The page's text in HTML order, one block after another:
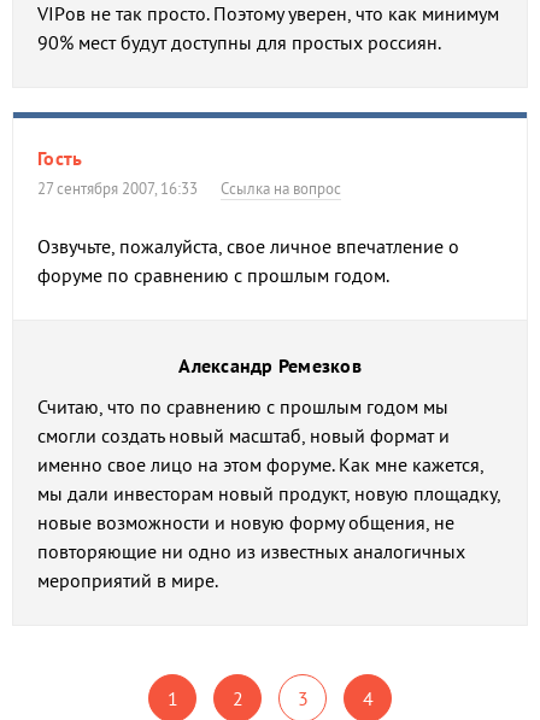
VIPов не так просто. Поэтому уверен, что как минимум
90% мест будут доступны для простых россиян.
Гость
27 сентября 2007, 16:33 Ссылка на вопрос
Озвучьте, пожалуйста, свое личное впечатление о
форуме по сравнению с прошлым годом.
Александр Ремезков
Считаю, что по сравнению с прошлым годом мы
смогли создать новый масштаб, новый формат и
именно свое лицо на этом форуме. Как мне кажется,
мы дали инвесторам новый продукт, новую площадку,
новые возможности и новую форму общения, не
повторяющие ни одно из известных аналогичных
мероприятий в мире.
1 2 3 4